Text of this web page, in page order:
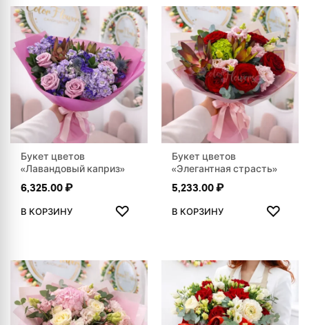
Букет цветов
«Лавандовый каприз»
6,325.00₽
В КОРЗИНУ ♡
ДОБАВИТЬ В ИЗБРАННОЕ
Букет цветов
«Элегантная страсть»
5,233.00₽
В КОРЗИНУ ♡